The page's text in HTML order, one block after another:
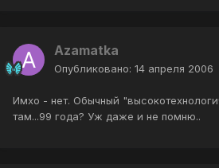
Azamatka
Опубликовано: 14 апреля 2006
Имхо - нет. Обычный
там...99 года? Уж даже и не помню..